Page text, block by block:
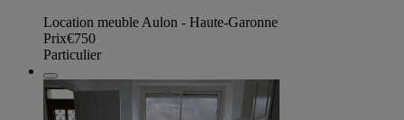
Location meuble Aulon - Haute-Garonne
Prix€750
Particulier